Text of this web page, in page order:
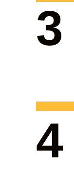
3
4